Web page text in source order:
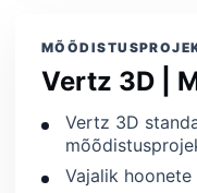
Vertz 3D |
Vertz 3D
Vajalik